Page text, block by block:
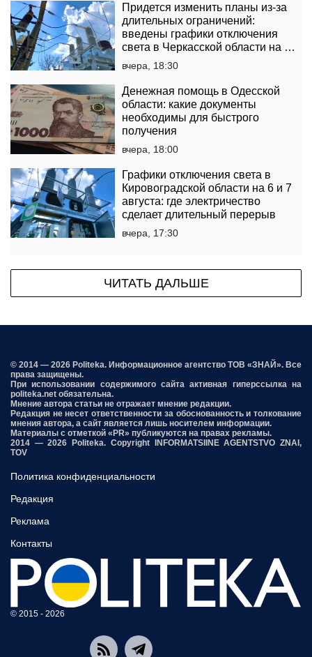
Придется изменить планы из-за
длительных ограничений:
введены графики отключения
света в Черкасской области на 6
и 7 августа
вчера, 18:30
Денежная помощь в Одесской
области: какие документы
необходимы для быстрого
получения
вчера, 18:00
Графики отключения света в
Кировоградской области на 6 и 7
августа: где электричество
сделает длительный перерыв
вчера, 17:30
ЧИТАТЬ ДАЛЬШЕ
© 2014 — 2026 Politeka. Информационное агентство ТОВ «ЗНАЙ». Все
права защищены.
При использовании содержимого сайта активная гиперссылка на
politeka.net обязательна.
Мнение автора статьи не отражает мнение редакции.
Редакция не несет ответственности за обоснованность и толкование
мнения автора, а сайт является лишь носителем информации.
Материалы с отметкой «PR» публикуются на правах рекламы.
2014 — 2026 Politeka. Copyright INFORMATSIINE AGENTSTVO ZNAI,
TOV
Политика конфиденциальности
Редакция
Реклама
Контакты
© 2015 - 2026